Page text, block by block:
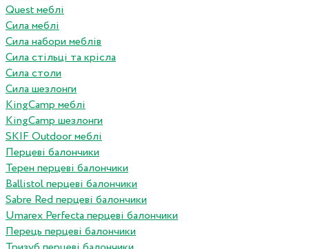
Quest меблі
Сила меблі
Сила набори меблів
Сила стільці та крісла
Сила столи
Сила шезлонги
KingCamp меблі
KingCamp шезлонги
SKIF Outdoor меблі
Перцеві балончики
Терен перцеві балончики
Ballistol перцеві балончики
Sabre Red перцеві балончики
Umarex Perfecta перцеві балончики
Перець перцеві балончики